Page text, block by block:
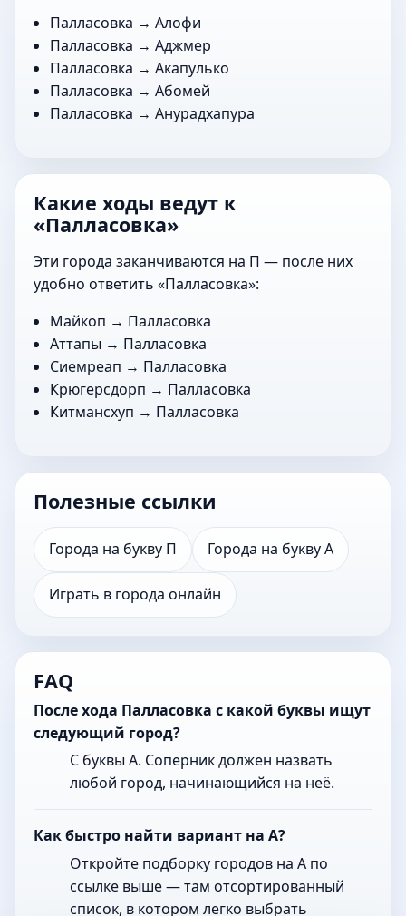
Палласовка →Алофи
Палласовка →Аджмер
Палласовка →Акапулько
Палласовка →Абомей
Палласовка →Анурадхапура
Какие ходы ведут к
«Палласовка»
Эти города заканчиваются на П — после них
удобно ответить «Палласовка»:
Майкоп → Палласовка
Аттапы → Палласовка
Сиемреап → Палласовка
Крюгерсдорп → Палласовка
Китмансхуп → Палласовка
Полезные ссылки
Города на букву П Города на букву А
Играть в города онлайн
FAQ
После хода Палласовка с какой буквы ищут
следующий город?
С буквы А. Соперник должен назвать
любой город, начинающийся на неё.
Как быстро найти вариант на А?
Откройте подборку городов на А по
ссылке выше — там отсортированный
список, в котором легко выбрать